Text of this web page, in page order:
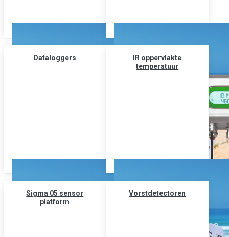
Dataloggers
IR oppervlakte
temperatuur
Sigma 05 sensor
platform
Vorstdetectoren